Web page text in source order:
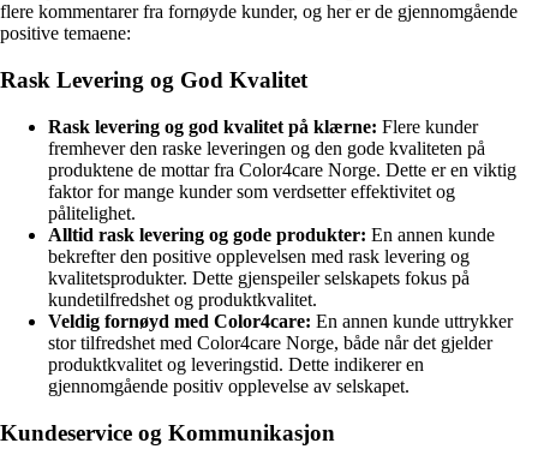
flere kommentarer fra fornøyde kunder, og her er de gjennomgående
positive temaene:
Rask Levering og God Kvalitet
Rask levering og god kvalitet på klærne: Flere kunder
fremhever den raske leveringen og den gode kvaliteten på
produktene de mottar fra Color4care Norge. Dette er en viktig
faktor for mange kunder som verdsetter effektivitet og
pålitelighet.
Alltid rask levering og gode produkter: En annen kunde
bekrefter den positive opplevelsen med rask levering og
kvalitetsprodukter. Dette gjenspeiler selskapets fokus på
kundetilfredshet og produktkvalitet.
Veldig fornøyd med Color4care: En annen kunde uttrykker
stor tilfredshet med Color4care Norge, både når det gjelder
produktkvalitet og leveringstid. Dette indikerer en
gjennomgående positiv opplevelse av selskapet.
Kundeservice og Kommunikasjon